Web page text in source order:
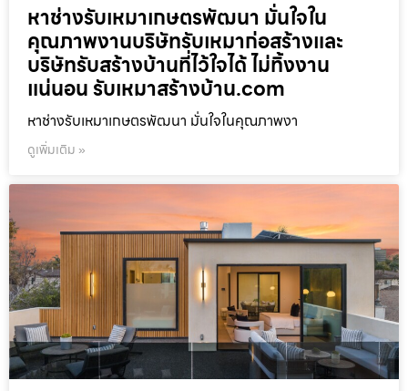
หาช่างรับเหมาเกษตรพัฒนา มั่นใจใน
คุณภาพงานบริษัทรับเหมาก่อสร้างและ
บริษัทรับสร้างบ้านที่ไว้ใจได้ ไม่ทิ้งงาน
แน่นอน รับเหมาสร้างบ้าน.com
หาช่างรับเหมาเกษตรพัฒนา มั่นใจในคุณภาพงา
ดูเพิ่มเติม »